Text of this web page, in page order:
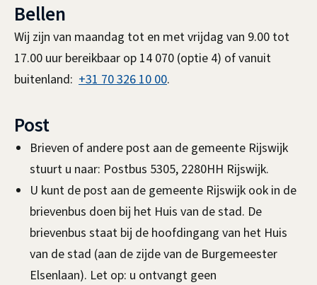
e
x
t
)
Bellen
Wij zijn van maandag tot en met vrijdag van 9.00 tot
17.00 uur bereikbaar op 14 070 (optie 4) ofvanuit
buitenland: +31 70 326 10 00.
Post
Brieven of andere post aan de gemeente Rijswijk
stuurt u naar: Postbus 5305, 2280HH Rijswijk.
U kunt de post aan de gemeente Rijswijk ook in de
brievenbus doen bij het Huis van de stad. De
brievenbus staat bij de hoofdingang van het Huis
van de stad (aan de zijde van de Burgemeester
Elsenlaan). Let op: u ontvangt geen